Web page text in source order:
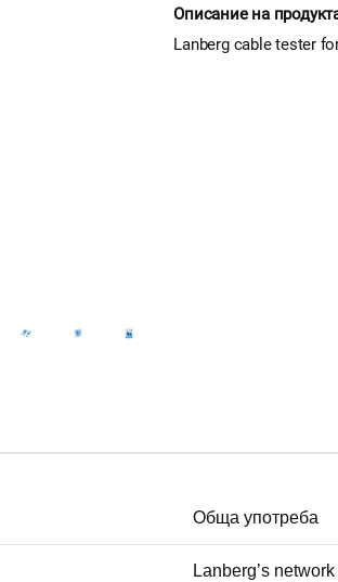
Описание на
Lanberg cable tester
Обща употреба
Lanberg’s